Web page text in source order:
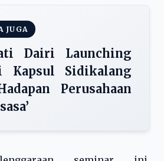
JUGA
Dairi Launching
Kapsul Sidikalang
Perusahaan